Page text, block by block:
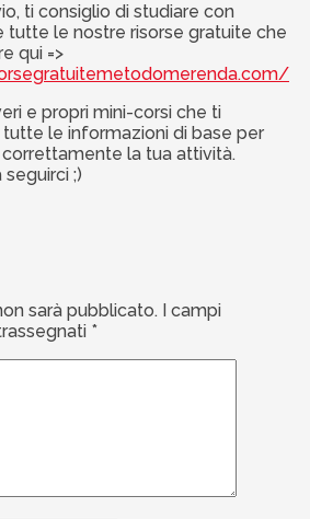
ti consiglio di studiare con
tutte le nostre risorse gratuite che
qui =>
e propri mini-corsi che ti
tutte le informazioni di base per
correttamente la tua attività.
seguirci ;)
sarà pubblicato.
I campi
*